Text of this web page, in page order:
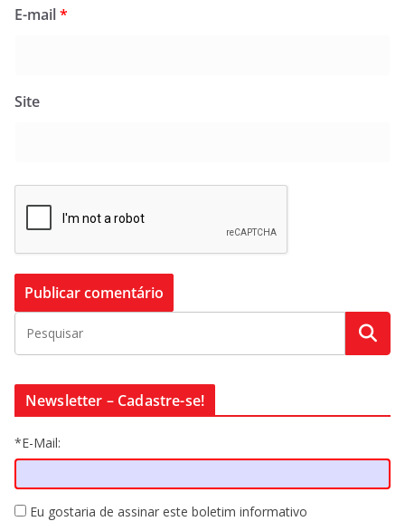
E-mail*
Site
Newsletter – Cadastre-se!
*E-Mail:
Eu gostaria de assinar este boletim informativo